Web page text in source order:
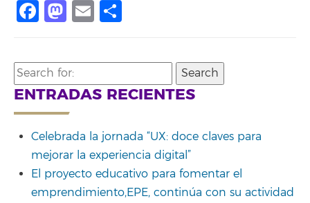
Facebook
Mastodon
Email
Search
for:
ENTRADAS RECIENTES
Celebrada la jornada “UX: doce claves para
mejorar la experiencia digital”
El proyecto educativo para fomentar el
emprendimiento,EPE, continúa con su actividad